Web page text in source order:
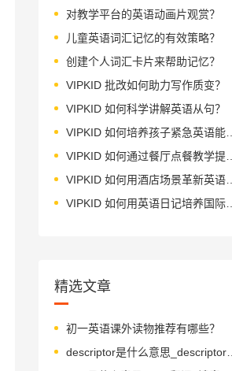
对教学平台的英语动画片观赏？
儿童英语词汇记忆的有效策略？
创建个人词汇卡片来帮助记忆？
VIPKID 批改如何助力写作质变？
VIPKID 如何科学讲解英语从句？
VIPKID 如何培养孩子紧急英语能力？
VIPKID 如何通过餐厅点餐教学提升少儿英语应用能力？
VIPKID 如何用酒店场景革新英语教学？
VIPKID 如何用英语日记培养国际化人才？
精选文章
初一英语课外读物推荐有哪些？
descriptor是什么意思_descriptor怎么读_音标dɪˈskrɪptə(r)